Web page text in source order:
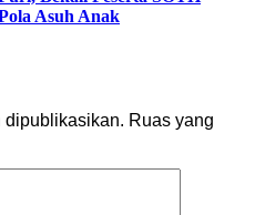
Asuh Anak
dipublikasikan. Ruas yang